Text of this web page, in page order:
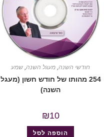
חודשי השנה, מעגל השנה, שמע
254 מהותו של חודש חשון (מעגל
השנה)
₪10
הוספה לסל